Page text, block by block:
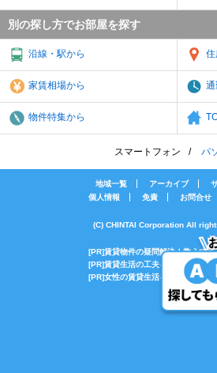
別の探し方でお部屋を探す
沿線・駅から 住
家賃相場から 通
物件特集から
スマートフォン パ
地域一覧 アーカイブ
個人情報
免責 お問合せ
(C) CHINTAI Corporation All
[PR]賃貸物件の疑問解決！教えてエ
[PR]賃貸生活の工夫を紹介！
[PR]女性の賃貸生活を応援！